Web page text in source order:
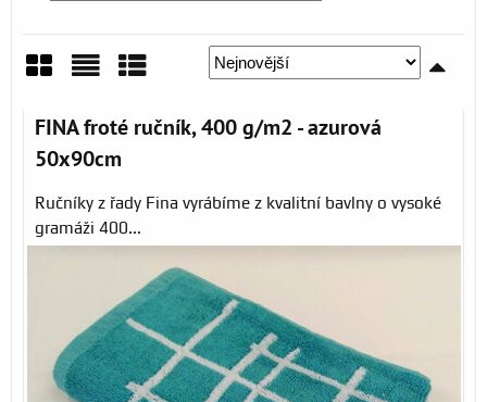
Mřížka
FINA froté ručník, 400 g/m2 - azurová
50x90cm
Ručníky z řady Fina vyrábíme z kvalitní bavlny o vysoké
gramáži 400...